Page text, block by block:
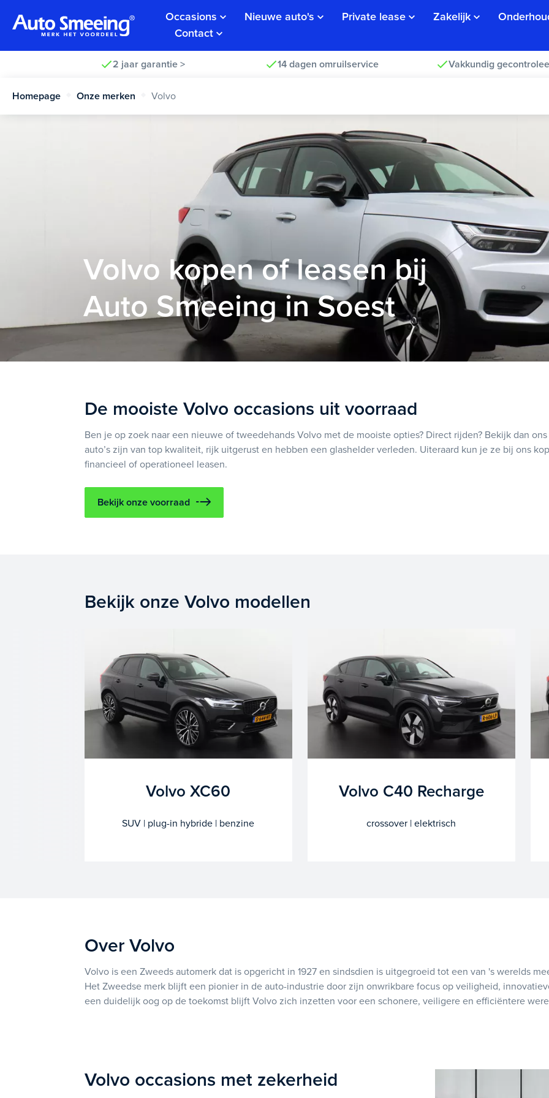
Occasions Nieuwe auto's Private lease Zakelijk
Contact
2 jaar garantie > 14 dagen omruilservice Vakkundig
Homepage Onze merken Volvo
Volvo kopen of leasen bij
Auto Smeeing in Soest
De mooiste Volvo occasions uit voorraad
Ben je op zoek naar een nieuwe of tweedehands Volvo met de mooiste opties? Direct rijden? Bekijk dan
auto’s zijn van top kwaliteit, rijk uitgerust en hebben een glashelder verleden. Uiteraard kun je ze bij ons
financieel of operationeel leasen.
Bekijk onze voorraad
Bekijk onze Volvo modellen
Volvo XC60
SUV | plug-in hybride | benzine
Volvo C40 Recharge
crossover | elektrisch
Over Volvo
Volvo is een Zweeds automerk dat is opgericht in 1927 en sindsdien is uitgegroeid tot een van 's werelds
Het Zweedse merk blijft een pionier in de auto-industrie door zijn onwrikbare focus op veiligheid,
een duidelijk oog op de toekomst blijft Volvo zich inzetten voor een schonere, veiligere en efficiëntere
Volvo occasions met zekerheid